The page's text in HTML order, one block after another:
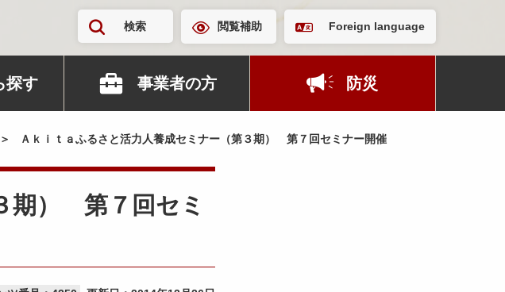
検索 閲覧補助 Foreign language
探す 事業者の方 防災
Ａｋｉｔａふるさと活力人養成セミナー（第３期） 第７回セミナー開催
期） 第７回セミ